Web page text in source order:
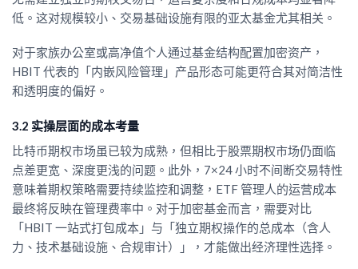
低。这对规模较小、交易基础设施有限的亚太基金尤其相关。
对于家族办公室或高净值个人通过基金结构配置加密资产，
HBIT 代表的「内嵌风险管理」产品形态可能更符合其对简洁性
和透明度的偏好。
3.2 实操层面的成本考量
比特币期权市场虽已较为成熟，但相比于股票期权市场仍面临
点差更宽、深度更浅的问题。此外，7×24 小时不间断交易特性
意味着期权策略需要持续监控和调整，ETF 管理人的运营成本
最终将反映在管理费率中。对于加密基金而言，需要对比
「HBIT 一站式打包成本」与「独立期权操作的总成本（含人
力、技术基础设施、合规审计）」，才能做出经济理性选择。